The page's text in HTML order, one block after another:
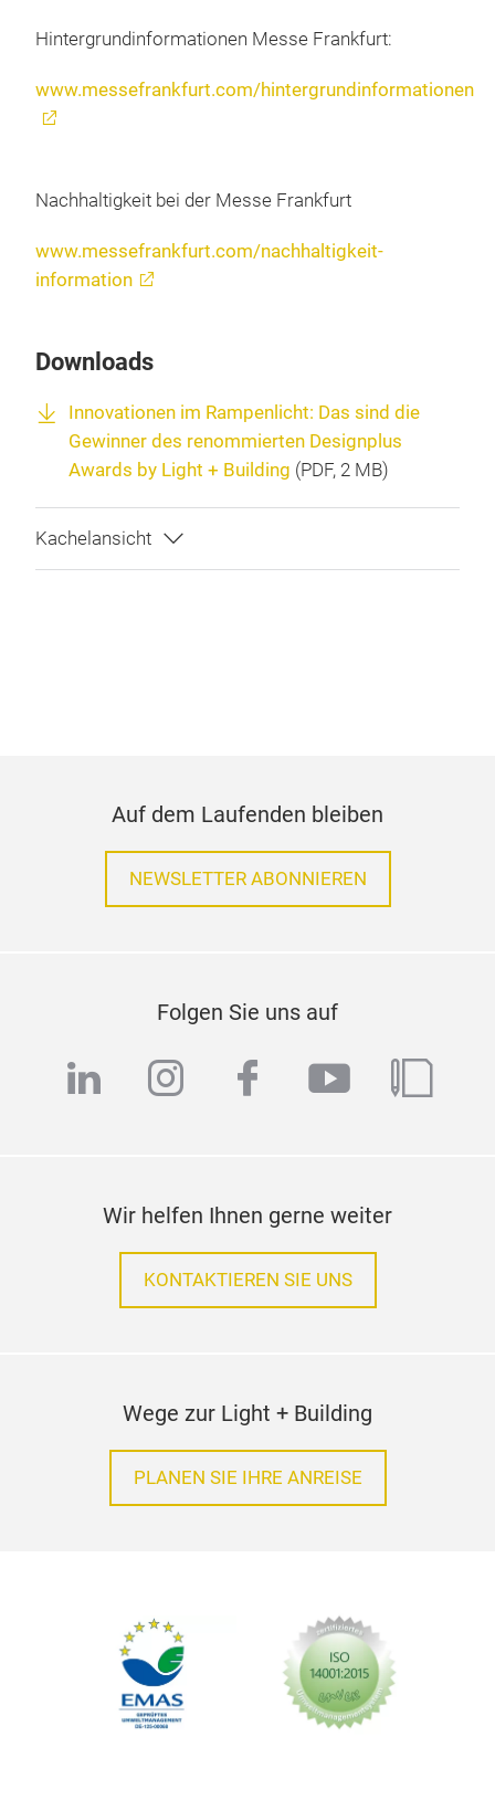
Hintergrundinformationen Messe Frankfurt:
www.messefrankfurt.com/hintergrundinformationen
Nachhaltigkeit bei der Messe Frankfurt
www.messefrankfurt.com/nachhaltigkeit-
information
Downloads
Innovationen im Rampenlicht: Das sind die
Gewinner des renommierten Designplus
Awards by Light + Building (PDF, 2 MB)
Auf dem Laufenden bleiben
NEWSLETTER ABONNIEREN
Folgen Sie uns auf
linkedininstagram
facebook
youtube
blog
Wir helfen Ihnen gerne weiter
KONTAKTIEREN SIE UNS
Wege zur Light + Building
PLANEN SIE IHRE ANREISE